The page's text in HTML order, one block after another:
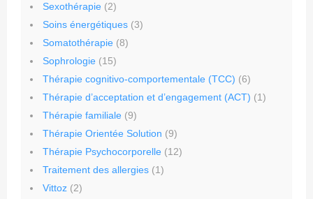
Sexothérapie (2)
Soins énergétiques (3)
Somatothérapie (8)
Sophrologie (15)
Thérapie cognitivo-comportementale (TCC) (6)
Thérapie d’acceptation et d’engagement (ACT) (1)
Thérapie familiale (9)
Thérapie Orientée Solution (9)
Thérapie Psychocorporelle (12)
Traitement des allergies (1)
Vittoz (2)